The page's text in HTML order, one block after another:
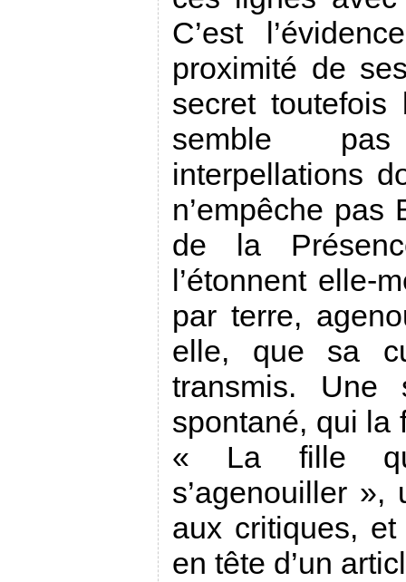
C’est
proximité de
secret
semble
interpellations
n’empêche pas
de la
l’étonnent elle-
par terre,
elle, que sa
transmis. Une
spontané, qui la
« La fille
s’agenouiller
aux critiques,
en tête d’un